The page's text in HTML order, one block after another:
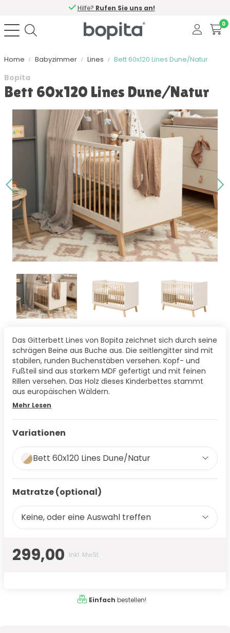
Hilfe? Rufen Sie uns an!
0
Home Babyzimmer Lines Bett 60x120 Lines Dune/Natur
Bopita
Bett 60x120 Lines Dune/Natur
Das Gitterbett Lines von Bopita zeichnet sich durch seine
schrägen Beine aus Buche aus. Die seitlengitter sind mit
stabilen, runden Buchenstäben versehen. Kopf- und
Fußteil sind aus starkem MDF gefertigt und mit feinen
Rillen versehen. Das Holz dieses Kinderbettes stammt
aus europäischen Wäldern.
Mehr Lesen
Variationen
Bett 60x120 Lines Dune/Natur
Matratze (optional)
Keine, oder eine Auswahl treffen
299,00 Inkl. MwSt.
Einfach bestellen!